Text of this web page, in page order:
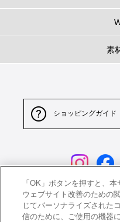
素
ショッピングガイド
サイトポリシー
「OK」ボタンを押すと、
ウェブサイト改善のための
じてパーソナライズされた
信のために、ご使用の機器